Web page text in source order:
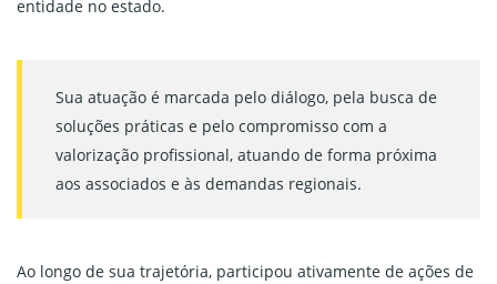
entidade no estado.
Sua atuação é marcada pelo diálogo, pela busca de
soluções práticas e pelo compromisso com a
valorização profissional, atuando de forma próxima
aos associados e às demandas regionais.
Ao longo de sua trajetória, participou ativamente de ações de